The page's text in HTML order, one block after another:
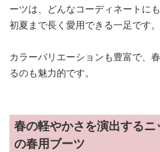
ーツは、どんなコーディネートに
初夏まで長く愛用できる一足です。
カラーバリエーションも豊富で、
るのも魅力的です。
春の軽やかさを演出する
の春用ブーツ